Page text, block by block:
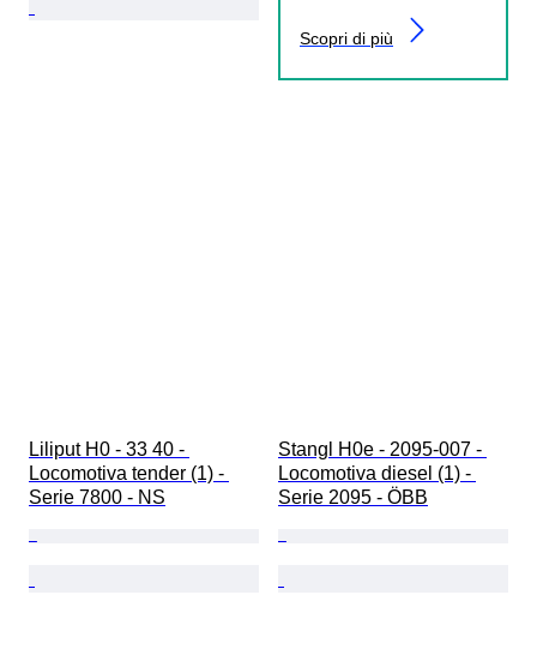
Scopri di più
Liliput H0 - 33 40 -
Locomotiva tender (1) -
Serie 7800 - NS
Stangl H0e - 2095-007 -
Locomotiva diesel (1) -
Serie 2095 - ÖBB